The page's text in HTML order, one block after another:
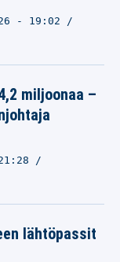
”Teki pelin
- 19:02
miljoonaa –
lähtöpassit